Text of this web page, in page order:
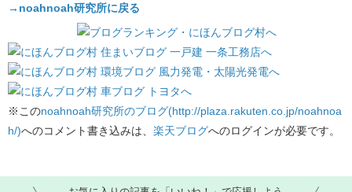
→noahnoah研究所に戻る
※このnoahnoah研究所のブログ(http://plaza.rakuten.co.jp/noahnoa
h/)へのコメント書き込みは、 楽天ブログへのログインが必要です。